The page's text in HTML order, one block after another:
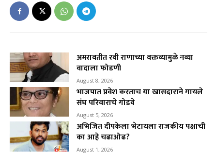
अमरावतीत रवी राणाच्या वक्तव्यामुळे नव्या
वादाला फोडणी
August 8, 2026
भाजपात प्रवेश करताच या खासदाराने गायले
संघ परिवाराचे गोडवे
August 5, 2026
अभिजित दीपकेला भेटायला राजकीय पक्षाची
का आहे चढाओढ?
August 1, 2026